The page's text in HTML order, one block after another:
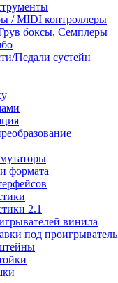
/ MIDI контроллеры
боксы, Семплеры
Педали сустейн
формата
2.1
винила
под проигрыватель